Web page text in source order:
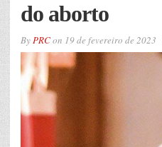
do aborto
ByPRCon 19 de fevereiro de 2023